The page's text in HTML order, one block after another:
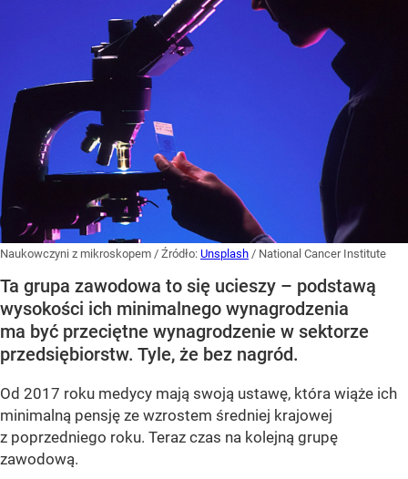
Naukowczyni z mikroskopem / Źródło: Unsplash / National Cancer Institute
Ta grupa zawodowa to się ucieszy – podstawą
wysokości ich minimalnego wynagrodzenia
ma być przeciętne wynagrodzenie w sektorze
przedsiębiorstw. Tyle, że bez nagród.
Od 2017 roku medycy mają swoją ustawę, która wiąże ich
minimalną pensję ze wzrostem średniej krajowej
z poprzedniego roku. Teraz czas na kolejną grupę
zawodową.